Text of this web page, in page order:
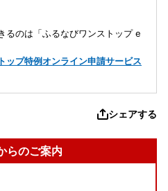
るのは「ふるなびワンストップ e
ップ特例オンライン申請サービス
シェアする
らのご案内